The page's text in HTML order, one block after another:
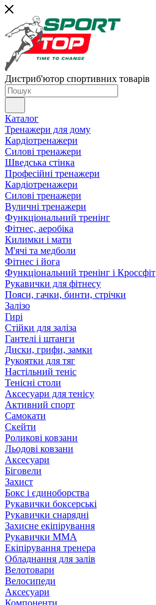
Дистриб'ютор спортивних товарів
Каталог
Тренажери для дому
Кардіотренажери
Силові тренажери
Шведська стінка
Професійні тренажери
Кардіотренажери
Силові тренажери
Вуличні тренажери
Функціональний тренінг
Фітнес, аеробіка
Килимки і мати
М'ячі та медболи
Фітнес і йога
Функціональний тренінг і Кроссфіт
Рукавички для фітнесу
Пояси, гачки, бинти, стрічки
Залізо
Гирі
Стійки для заліза
Гантелі і штанги
Диски, грифи, замки
Рукоятки для тяг
Настільний теніс
Тенісні столи
Аксесуари для тенісу
Активний спорт
Самокати
Скейти
Роликові ковзани
Льодові ковзани
Аксесуари
Біговели
Захист
Бокс і єдиноборства
Рукавички боксерські
Рукавички снарядні
Захисне екіпірування
Рукавички ММА
Екіпірування тренера
Обладнання для залів
Велотовари
Велосипеди
Аксесуари
Компоненти